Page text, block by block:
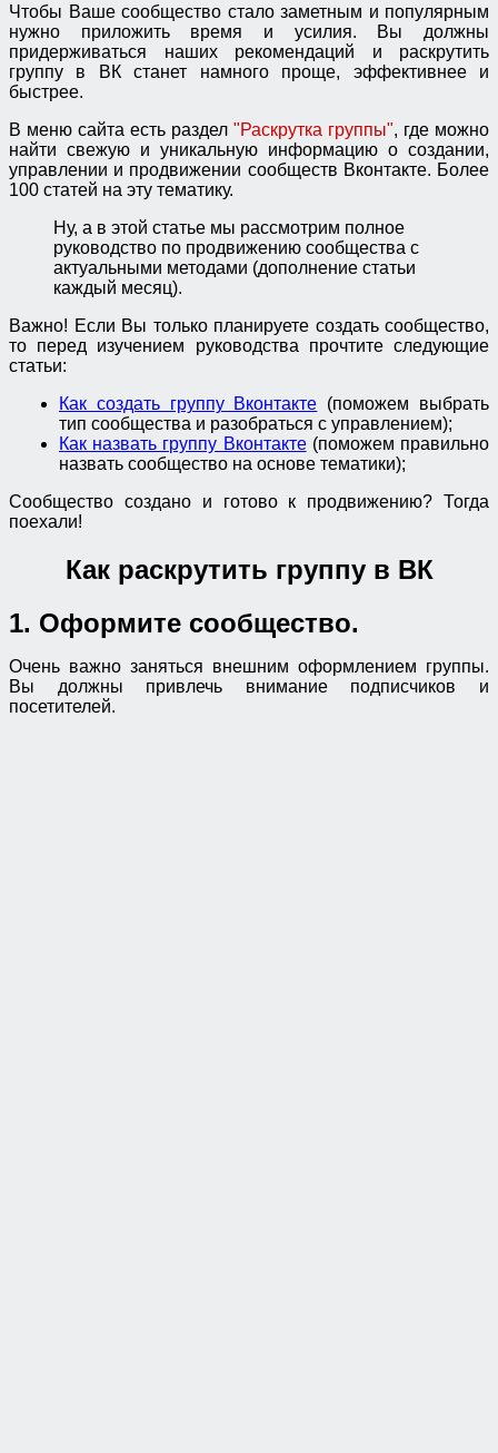
Чтобы Ваше сообщество стало заметным и популярным
нужно приложить время и усилия. Вы должны
придерживаться наших рекомендаций и раскрутить
группу в ВК станет намного проще, эффективнее и
быстрее.
В меню сайта есть раздел "Раскрутка группы", где можно
найти свежую и уникальную информацию о создании,
управлении и продвижении сообществ Вконтакте. Более
100 статей на эту тематику.
Ну, а в этой статье мы рассмотрим полное
руководство по продвижению сообщества с
актуальными методами (дополнение статьи
каждый месяц).
Важно! Если Вы только планируете создать сообщество,
то перед изучением руководства прочтите следующие
статьи:
Как создать группу Вконтакте (поможем выбрать
тип сообщества и разобраться с управлением);
Как назвать группу Вконтакте(поможем правильно
назвать сообщество на основе тематики);
Сообщество создано и готово к продвижению? Тогда
поехали!
Как раскрутить группу в ВК
1. Оформите сообщество.
Очень важно заняться внешним оформлением группы.
Вы должны привлечь внимание подписчиков и
посетителей.